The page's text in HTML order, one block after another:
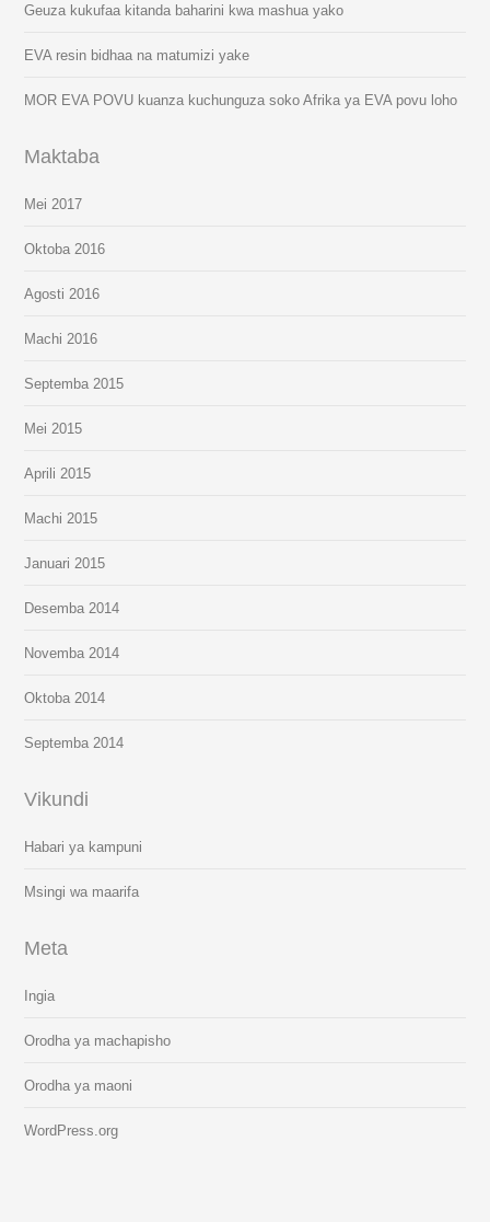
Geuza kukufaa kitanda baharini kwa mashua yako
EVA resin bidhaa na matumizi yake
MOR EVA POVU kuanza kuchunguza soko Afrika ya EVA povu loho
Maktaba
Mei 2017
Oktoba 2016
Agosti 2016
Machi 2016
Septemba 2015
Mei 2015
Aprili 2015
Machi 2015
Januari 2015
Desemba 2014
Novemba 2014
Oktoba 2014
Septemba 2014
Vikundi
Habari ya kampuni
Msingi wa maarifa
Meta
Ingia
Orodha ya machapisho
Orodha ya maoni
WordPress.org